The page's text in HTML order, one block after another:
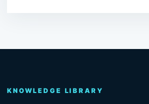
KNOWLEDGE LIBRARY